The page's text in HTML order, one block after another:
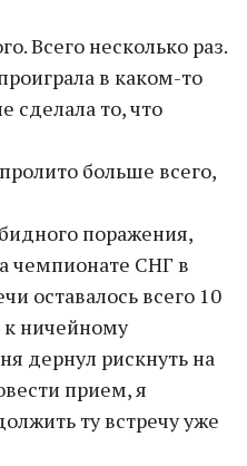
Всего несколько раз.
в каком-то
сделала то, что
больше всего,
поражения,
чемпионате СНГ в
оставалось всего 10
к ничейному
дернул рискнуть на
прием, я
ту встречу уже